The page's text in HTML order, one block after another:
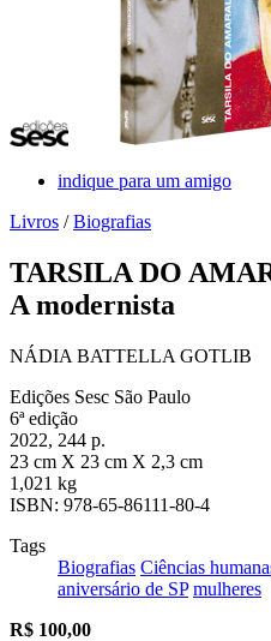
indique para um amigo
Livros /Biografias
TARSILA DO
A modernista
NÁDIA BATTELLA GOTLIB
Edições Sesc São Paulo
6ª edição
2022, 244 p.
23 cm X 23 cm X 2,3 cm
1,021 kg
ISBN: 978-65-86111-80-4
Tags
Biografias Ciências
aniversário de SP mulheres
R$ 100,00